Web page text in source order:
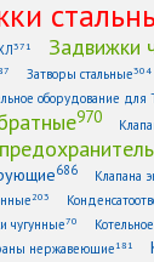
371 Задвижки
Затворы стальные304
оборудование для
970
686 Клапана
203
чугунные70
нержавеющие181